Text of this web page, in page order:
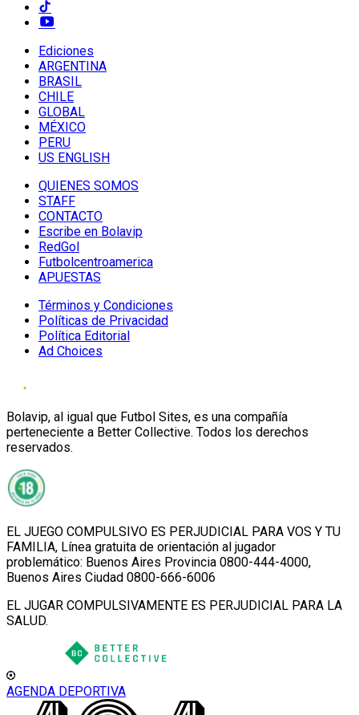
Ediciones
ARGENTINA
BRASIL
CHILE
GLOBAL
MÉXICO
PERU
US ENGLISH
QUIENES SOMOS
STAFF
CONTACTO
Escribe en Bolavip
RedGol
Futbolcentroamerica
APUESTAS
Términos y Condiciones
Políticas de Privacidad
Política Editorial
Ad Choices
Bolavip, al igual que Futbol Sites, es una compañía
perteneciente a Better Collective. Todos los derechos
reservados.
EL JUEGO COMPULSIVO ES PERJUDICIAL PARA VOS Y TU
FAMILIA, Línea gratuita de orientación al jugador
problemático: Buenos Aires Provincia 0800-444-4000,
Buenos Aires Ciudad 0800-666-6006
EL JUGAR COMPULSIVAMENTE ES PERJUDICIAL PARA LA
SALUD.
AGENDA DEPORTIVA